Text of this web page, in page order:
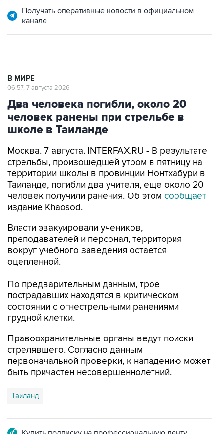
Получать оперативные новости в официальном
канале
В МИРЕ
06:57, 7 августа 2026
Два человека погибли, около 20
человек ранены при стрельбе в
школе в Таиланде
Москва. 7 августа. INTERFAX.RU - В результате
стрельбы, произошедшей утром в пятницу на
территории школы в провинции Нонтхабури в
Таиланде, погибли два учителя, еще около 20
человек получили ранения. Об этом сообщает
издание Khaosod.
Власти эвакуировали учеников,
преподавателей и персонал, территория
вокруг учебного заведения остается
оцепленной.
По предварительным данным, трое
пострадавших находятся в критическом
состоянии с огнестрельными ранениями
грудной клетки.
Правоохранительные органы ведут поиски
стрелявшего. Согласно данным
первоначальной проверки, к нападению может
быть причастен несовершеннолетний.
Таиланд